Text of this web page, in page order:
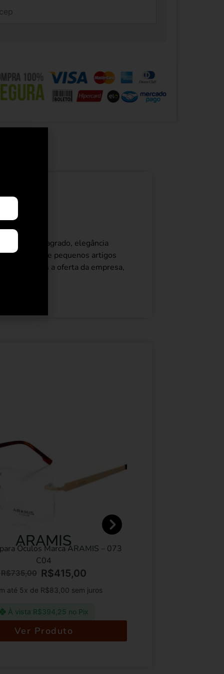
consagrado, elegância
sapatos e pequenos artigos
ampliam a oferta da empresa,
Marca ARAMIS – 073
R$415,00
deR$83,00 sem juros
R$ 394,25 no Pix
Produto